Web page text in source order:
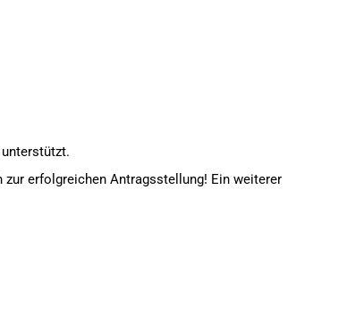
zur erfolgreichen Antragsstellung! Ein weiterer